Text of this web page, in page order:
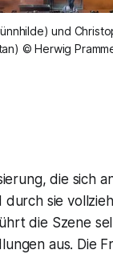
und
© Herwig
die sich
durch sie
die Szene
aus. Die